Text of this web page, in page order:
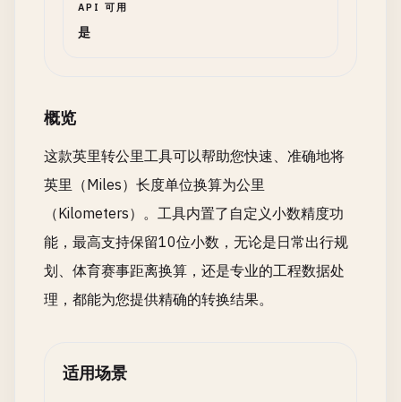
API 可用
是
概览
这款英里转公里工具可以帮助您快速、准确地将
英里（Miles）长度单位换算为公里
（Kilometers）。工具内置了自定义小数精度功
能，最高支持保留10位小数，无论是日常出行规
划、体育赛事距离换算，还是专业的工程数据处
理，都能为您提供精确的转换结果。
适用场景